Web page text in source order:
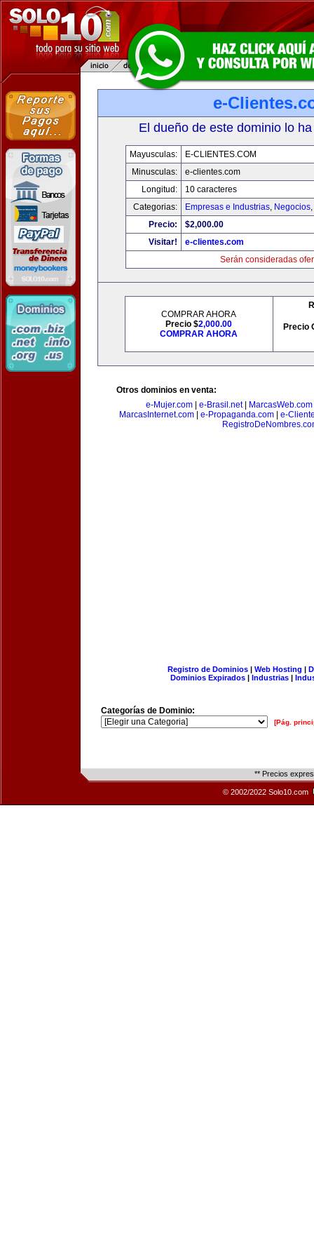
e-
El dueño de este dominio lo
Mayusculas:
E-CLIENTES.COM
Minusculas:
e-clientes.com
Longitud:
10 caracteres
Categorias:
Empresas e Industrias, Negocios,
Precio:
$2,000.00
Visitar!
e-clientes.com
Serán consideradas
COMPRAR AHORA
Precio $2,000.00
COMPRAR AHORA
Precio
Otros dominios en venta:
e-Mujer.com| e-Brasil.net| MarcasWeb.com
MarcasInternet.com| e-Propaganda.com| e-
Registro de Dominios| Web Hosting |
Dominios Expirados | Industrias |
Categorías de Dominio:
[Pág.
** Precios
© 2002/2022 Solo10.com